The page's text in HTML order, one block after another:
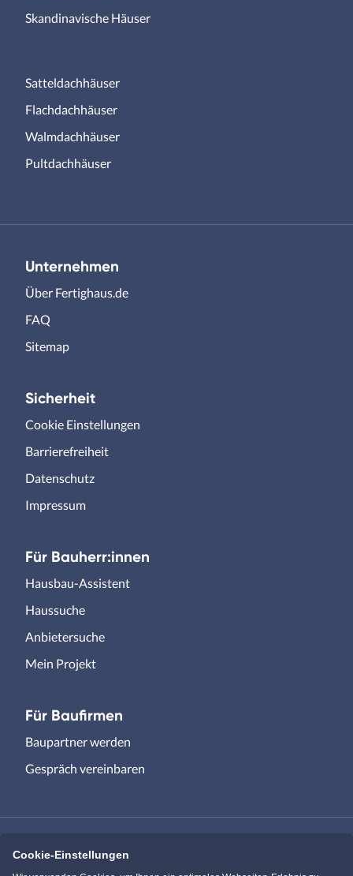
Skandinavische Häuser
Satteldachhäuser
Flachdachhäuser
Walmdachhäuser
Pultdachhäuser
Unternehmen
Über Fertighaus.de
FAQ
Sitemap
Sicherheit
Cookie Einstellungen
Barrierefreiheit
Datenschutz
Impressum
Für Bauherr:innen
Hausbau-Assistent
Haussuche
Anbietersuche
Mein Projekt
Für Baufirmen
Baupartner werden
Gespräch vereinbaren
Cookie-Einstellungen